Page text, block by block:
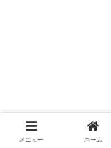
メニュー ホーム